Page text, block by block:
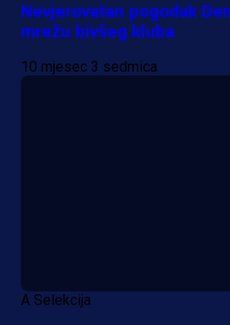
Nevjerovatan pogodak
mrežu bivšeg kluba
10 mjesec 3 sedmica
A Selekcija